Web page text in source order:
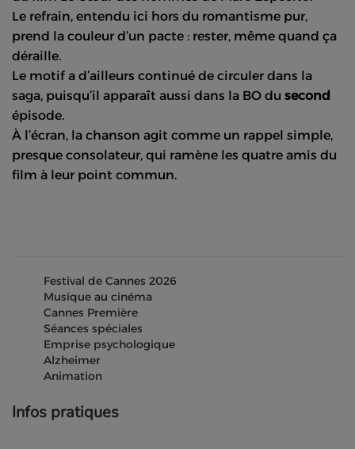
Le refrain, entendu ici hors du romantisme pur,
prend la couleur d’un pacte : rester, même quand ça
déraille.
Le motif a d’ailleurs continué de circuler dans la
saga, puisqu’il apparaît aussi dans la BO du second
épisode.
À l’écran, la chanson agit comme un rappel simple,
presque consolateur, qui ramène les quatre amis du
film à leur point commun.
Festival de Cannes 2026
Musique au cinéma
Cannes Première
Séances spéciales
Emprise psychologique
Alzheimer
Animation
Infos pratiques